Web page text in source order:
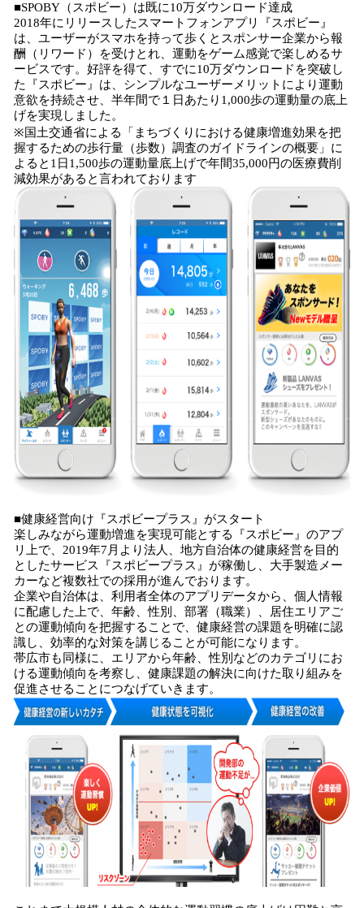
■SPOBY（スポビー）は既に10万ダウンロード達成
2018年にリリースしたスマートフォンアプリ『スポビー』
は、ユーザーがスマホを持って歩くとスポンサー企業から報
酬（リワード）を受けとれ、運動をゲーム感覚で楽しめるサ
ービスです。好評を得て、すでに10万ダウンロードを突破し
た『スポビー』は、シンプルなユーザーメリットにより運動
意欲を持続させ、半年間で１日あたり1,000歩の運動量の底上
げを実現しました。
※国土交通省による「まちづくりにおける健康増進効果を把
握するための歩行量（歩数）調査のガイドラインの概要」に
よると1日1,500歩の運動量底上げで年間35,000円の医療費削
減効果があると言われております
■健康経営向け『スポビープラス』がスタート
楽しみながら運動増進を実現可能とする『スポビー』のアプ
リ上で、2019年7月より法人、地方自治体の健康経営を目的
としたサービス『スポビープラス』が稼働し、大手製造メー
カーなど複数社での採用が進んでおります。
企業や自治体は、利用者全体のアプリデータから、個人情報
に配慮した上で、年齢、性別、部署（職業）、居住エリアご
との運動傾向を把握することで、健康経営の課題を明確に認
識し、効率的な対策を講じることが可能になります。
帯広市も同様に、エリアから年齢、性別などのカテゴリにお
ける運動傾向を考察し、健康課題の解決に向けた取り組みを
促進させることにつなげていきます。